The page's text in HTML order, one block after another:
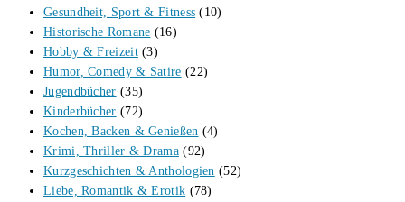
Gesundheit, Sport & Fitness (10)
Historische Romane (16)
Hobby & Freizeit (3)
Humor, Comedy & Satire (22)
Jugendbücher (35)
Kinderbücher (72)
Kochen, Backen & Genießen (4)
Krimi, Thriller & Drama (92)
Kurzgeschichten & Anthologien (52)
Liebe, Romantik & Erotik (78)